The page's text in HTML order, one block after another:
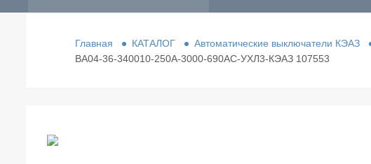
Главная КАТАЛОГ Автоматические выключатели КЭАЗ
ВА04-36-340010-250А-3000-690AC-УХЛ3-КЭАЗ 107553